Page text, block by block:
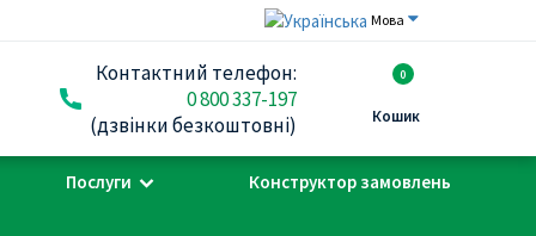
Мова
Контактний телефон:
0 800 337-197
(дзвінки безкоштовні)
0
Кошик
Послуги Конструктор замовлень